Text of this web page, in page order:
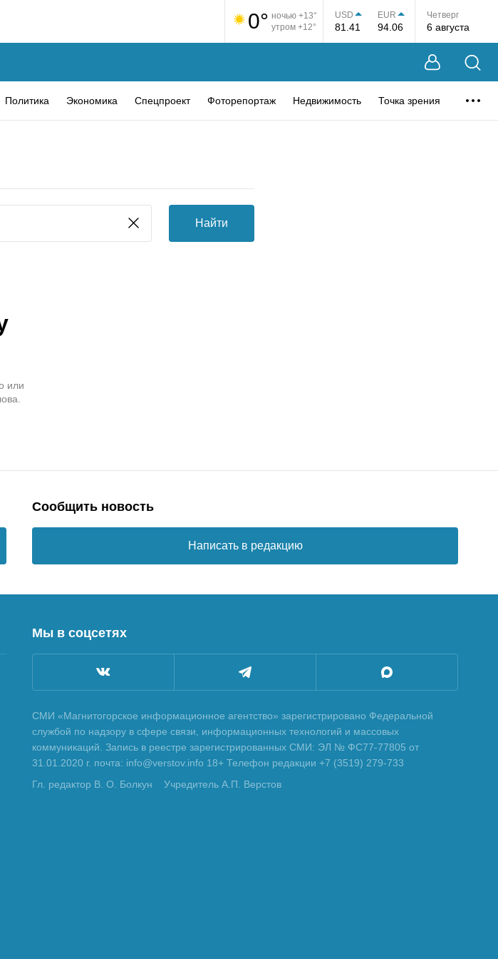
0° ночью +13°
утром +12°
USD
81.41
EUR
94.06
Четверг
6 августа
Политика Экономика Спецпроект Фоторепортаж Недвижимость Точка зрения
Найти
или
Сообщить новость
Написать в редакцию
Мы в соцсетях
СМИ «Магнитогорское информационное агентство» зарегистрировано Федеральной
службой по надзору в сфере связи, информационных технологий и массовых
коммуникаций. Запись в реестре зарегистрированных СМИ: ЭЛ № ФС77-77805 от
31.01.2020 г. почта: info@verstov.info 18+ Телефон редакции +7 (3519) 279-733
Гл. редактор В. О. Болкун
Учредитель А.П. Верстов